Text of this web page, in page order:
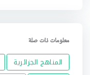
معلومات ذات صلة
المناهج الجزائرية